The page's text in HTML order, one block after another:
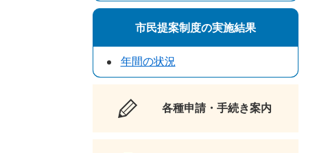
市民提案制度の実施結果
年間の状況
各種申請・手続き案内